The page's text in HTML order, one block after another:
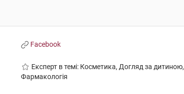
Facebook
Експерт в темі: Косметика, Догляд за дитиною,
Фармакологія